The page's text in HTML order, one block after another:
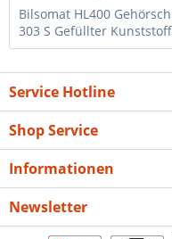
Bilsomat HL400
303 S Gefüllter
Service Hotline
Shop Service
Informationen
Newsletter